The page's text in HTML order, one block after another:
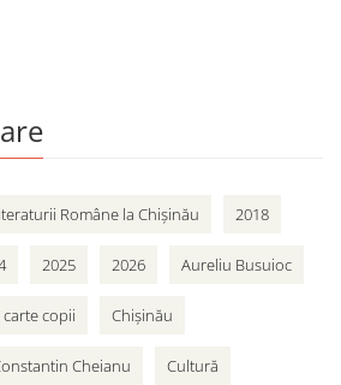
Române la Chișinău 2018
2025 2026 Aureliu Busuioc
carte copii Chișinău
Cheianu Cultură